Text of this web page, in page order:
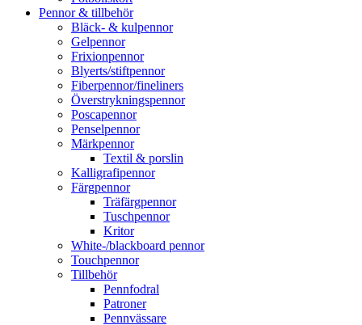
Pennor & tillbehör
Bläck- & kulpennor
Gelpennor
Frixionpennor
Blyerts/stiftpennor
Fiberpennor/fineliners
Överstrykningspennor
Poscapennor
Penselpennor
Märkpennor
Textil & porslin
Kalligrafipennor
Färgpennor
Träfärgpennor
Tuschpennor
Kritor
White-/blackboard pennor
Touchpennor
Tillbehör
Pennfodral
Patroner
Pennvässare